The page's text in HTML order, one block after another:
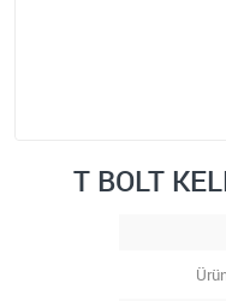
T BOLT